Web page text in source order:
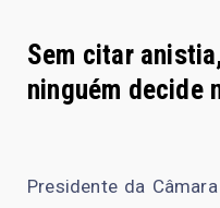
Sem citar
ninguém decide
Presidente da